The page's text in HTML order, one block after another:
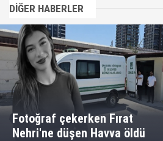
DİĞER HABERLER
Fotoğraf çekerken Fırat
Nehri'ne düşen Havva öldü